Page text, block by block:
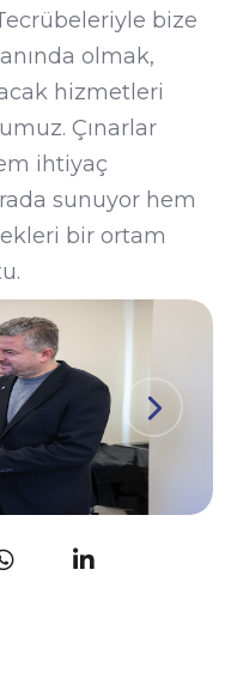
bize
olmak,
hizmetleri
Çınarlar
ihtiyaç
sunuyor hem
bir ortam